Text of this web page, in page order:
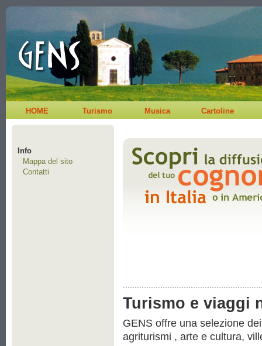
HOME Turismo Musica Cartoline
Info
Mappa del sito
Contatti
Turismo e viaggi
GENS offre una selezione
agriturismi , arte e cultura,